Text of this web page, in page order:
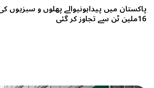
پاکستان میں پیداہونیوالے پھلوں و سبزیوں
16ملین ٹن سے تجاوز کر گئی